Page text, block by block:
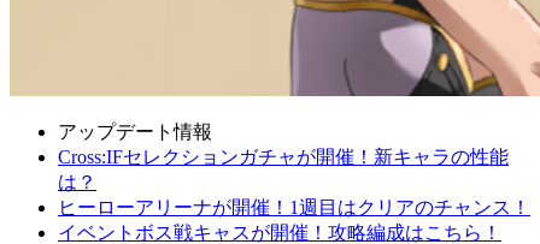
アップデート情報
Cross:IFセレクションガチャが開催！新キャラの性能
は？
ヒーローアリーナが開催！1週目はクリアのチャンス！
イベントボス戦キャスが開催！攻略編成はこちら！